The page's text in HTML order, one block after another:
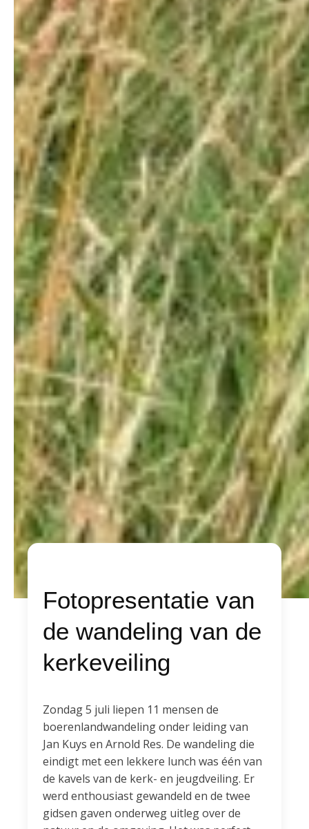
Fotopresentatie van
de wandeling van de
kerkeveiling
Zondag 5 juli liepen 11 mensen de
boerenlandwandeling onder leiding van
Jan Kuys en Arnold Res. De wandeling die
eindigt met een lekkere lunch was één van
de kavels van de kerk- en jeugdveiling. Er
werd enthousiast gewandeld en de twee
gidsen gaven onderweg uitleg over de